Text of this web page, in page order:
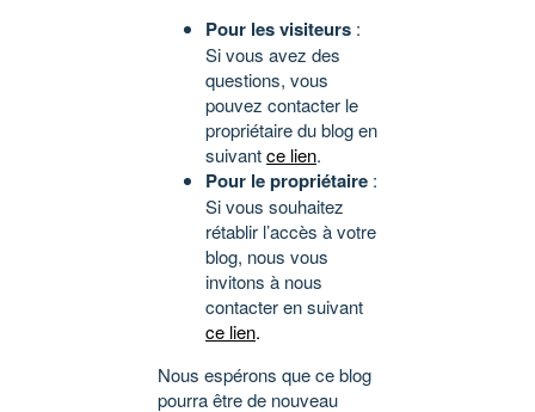
Pour les visiteurs :
Si vous avez des
questions, vous
pouvez contacter le
propriétaire du blog en
suivantce lien.
Pour le propriétaire :
Si vous souhaitez
rétablir l’accès à votre
blog, nous vous
invitons à nous
contacter en suivant
ce lien.
Nous espérons que ce blog
pourra être de nouveau